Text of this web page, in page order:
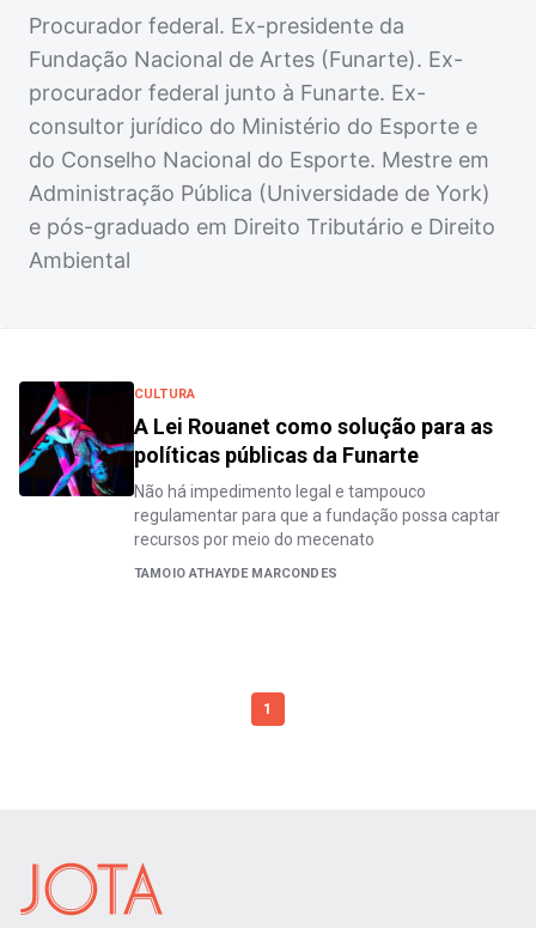
Procurador federal. Ex-presidente da
Fundação Nacional de Artes (Funarte). Ex-
procurador federal junto à Funarte. Ex-
consultor jurídico do Ministério do Esporte e
do Conselho Nacional do Esporte. Mestre em
Administração Pública (Universidade de York)
e pós-graduado em Direito Tributário e Direito
Ambiental
CULTURA
A Lei Rouanet como solução para as
políticas públicas da Funarte
Não há impedimento legal e tampouco
regulamentar para que a fundação possa captar
recursos por meio do mecenato
TAMOIO ATHAYDE MARCONDES
1